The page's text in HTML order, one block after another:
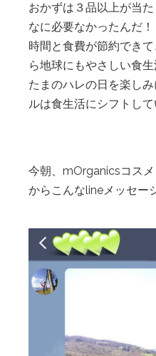
おかずは３品以上が当
なに必要なかったんだ！
時間と食費が節約でき
ら地球にもやさしい食生
たまのハレの日を楽し
ルは食生活にシフトし
今朝、mOrganicsコス
からこんなlineメッセー